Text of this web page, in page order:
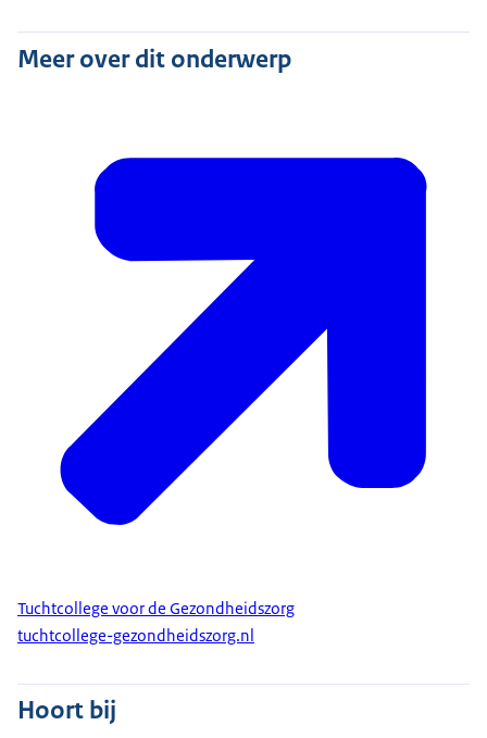
Meer over dit onderwerp
Tuchtcollege voor de Gezondheidszorg
tuchtcollege-gezondheidszorg.nl
Hoort bij